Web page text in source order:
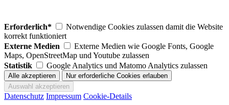
Erforderlich*
Notwendige Cookies zulassen damit die Website
korrekt funktioniert
Externe Medien
Externe Medien wie Google Fonts, Google
Maps, OpenStreetMap und Youtube zulassen
Statistik
Google Analytics und Matomo Analytics zulassen
Datenschutz Impressum Cookie-Details